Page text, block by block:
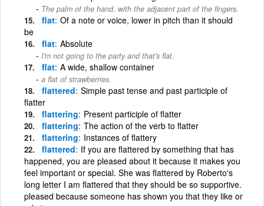
The palm of the hand, with the adjacent part of the fingers.
flat Of a note or voice, lower in pitch than it should
be
flat Absolute
I'm not going to the party and that's flat.
flat A wide, shallow container
a flat of strawberries.
flattered Simple past tense and past participle of
flatter
flattering Present participle of flatter
flattering The action of the verb to flatter
flattering Instances of flattery
flattered If you are flattered by something that has
happened, you are pleased about it because it makes you
feel important or special. She was flattered by Roberto's
long letter I am flattered that they should be so supportive.
pleased because someone has shown you that they like or